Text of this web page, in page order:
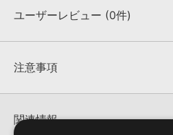
収録ファイル一覧
ユーザーレビュー (0件)
★★★★★
★5
注意事項
KONTAKTフォーマットは、
でお使いいただけます。無償版の
関連情報